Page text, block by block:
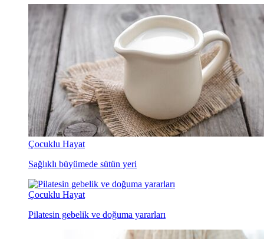
Çocuklu Hayat
Sağlıklı büyümede sütün yeri
Çocuklu Hayat
Pilatesin gebelik ve doğuma yararları